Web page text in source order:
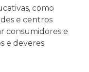
como
e centros
consumidores e
e deveres.